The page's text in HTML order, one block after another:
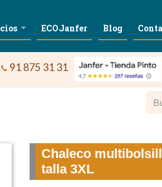
ECOJanfer Blog
91 875 31 31
Chaleco
talla 3XL